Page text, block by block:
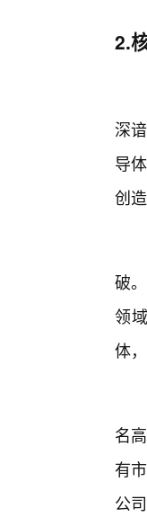
2.
深
导
创
破
领
体
名
有
公